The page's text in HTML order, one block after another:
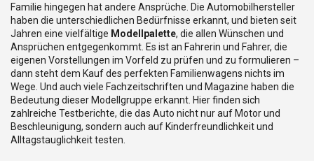
Familie hingegen hat andere Ansprüche. Die Automobilhersteller
haben die unterschiedlichen Bedürfnisse erkannt, und bieten seit
Jahren eine vielfältige Modellpalette, die allen Wünschen und
Ansprüchen entgegenkommt. Es ist an Fahrerin und Fahrer, die
eigenen Vorstellungen im Vorfeld zu prüfen und zu formulieren –
dann steht dem Kauf des perfekten Familienwagens nichts im
Wege. Und auch viele Fachzeitschriften und Magazine haben die
Bedeutung dieser Modellgruppe erkannt. Hier finden sich
zahlreiche Testberichte, die das Auto nicht nur auf Motor und
Beschleunigung, sondern auch auf Kinderfreundlichkeit und
Alltagstauglichkeit testen.